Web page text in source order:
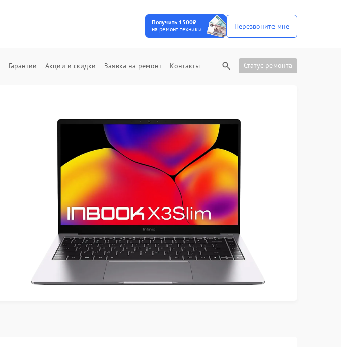
Получить 1500₽
на ремонт техники
Перезвоните мне
Гарантии Акции и скидки Заявка на ремонт Контакты Статус ремонта